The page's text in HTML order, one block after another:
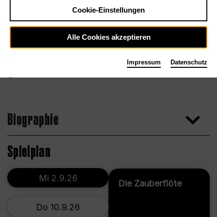
Biographie
Spielplan
Die Zauberflöte
Mi 2.9.26
Do 10.9.26
Cookie-Einstellungen
Alle Cookies akzeptieren
Impressum Datenschutz